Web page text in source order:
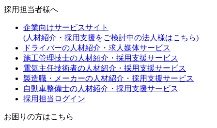
採用担当者様へ
企業向けサービスサイト
(人材紹介・採用支援をご検討中の法人様はこちら)
ドライバーの人材紹介・求人媒体サービス
施工管理技士の人材紹介・採用支援サービス
電気主任技術者の人材紹介・採用支援サービス
製造職・メーカーの人材紹介・採用支援サービス
自動車整備士の人材紹介・採用支援サービス
採用担当ログイン
お困りの方はこちら